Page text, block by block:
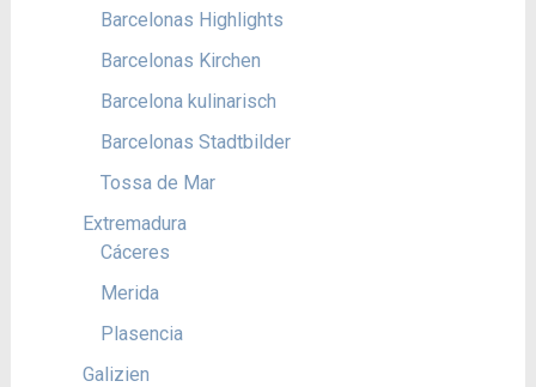
Barcelonas Highlights
Barcelonas Kirchen
Barcelona kulinarisch
Barcelonas Stadtbilder
Tossa de Mar
Extremadura
Cáceres
Merida
Plasencia
Galizien